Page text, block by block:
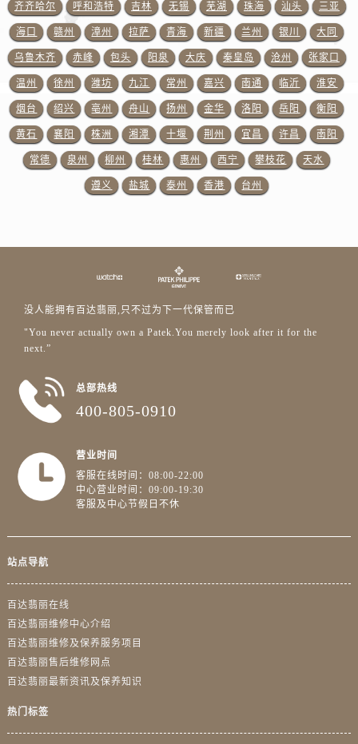
江西省萍乡市安源区萍安北大道与康庄路交叉口百达翡丽售后服务中心（需提前预约）
江西省上饶市信州区滨江西路百达翡丽售后服务中心（需提前预约）
江西省新余市渝水区北湖西路百达翡丽售后服务中心（需提前预约）
江西省宜春市袁州区中山中路百达翡丽售后服务中心（需提前预约）
江西省鹰潭市月湖区胜利东路百达翡丽售后服务中心（需提前预约）
山东省德州市德城区东风中路百达翡丽售后服务中心（需提前预约）
山东省东营市东营区济南路百达翡丽售后服务中心（需提前预约）
山东省济南市历下区经十路11111号华润中心写字楼（万象城）15层1508室百达翡丽售后服务中心（需提前预约）
齐齐哈尔 呼和浩特 吉林 无锡 芜湖 珠海 汕头 三亚
海口 赣州 漳州 拉萨 青海 新疆 兰州 银川 大同
乌鲁木齐 赤峰 包头 阳泉 大庆 秦皇岛 沧州 张家口
温州 徐州 潍坊 九江 常州 嘉兴 南通 临沂 淮安
烟台 绍兴 亳州 舟山 扬州 金华 洛阳 岳阳 衡阳
黄石 襄阳 株洲 湘潭 十堰 荆州 宜昌 许昌 南阳
常德 泉州 柳州 桂林 惠州 西宁 攀枝花 天水
遵义 盐城 泰州 香港 台州
没人能拥有百达翡丽,只不过为下一代保管而已
"You never actually own a Patek.You merely look after it for the
next.”
总部热线
400-805-0910
营业时间
客服在线时间：08:00-22:00
中心营业时间：09:00-19:30
客服及中心节假日不休
站点导航
百达翡丽在线
百达翡丽维修中心介绍
百达翡丽维修及保养服务项目
百达翡丽售后维修网点
百达翡丽最新资讯及保养知识
热门标签